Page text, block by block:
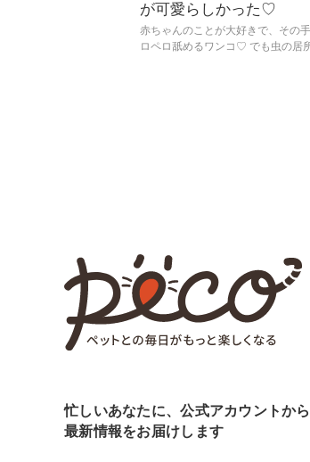
が可愛らしかった♡
赤ちゃんのことが大好きで、その
ロペロ舐めるワンコ♡ でも虫の居
忙しいあなたに、公式アカウントから
最新情報をお届けします